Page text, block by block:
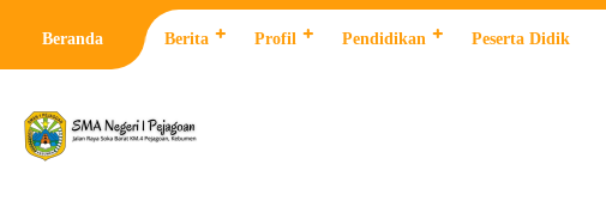
Beranda Berita Profil Pendidikan Peserta Didik